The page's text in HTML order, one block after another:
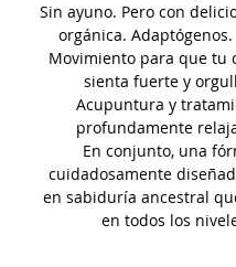
Sin ayuno. Pero con
orgánica.
Movimiento para que tu
sienta fuerte y
Acupuntura y
profundamente
En conjunto, una
cuidadosamente
en sabiduría ancestral
en todos los